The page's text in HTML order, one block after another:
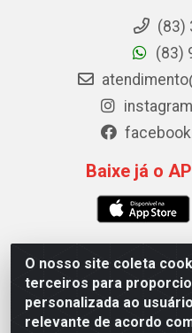
O nosso site coleta
terceiros para
personalizada ao
relevante de acordo
(83)
(83)
Baixe já o
Polybalas - Rua João
Ernesto Geisel, João